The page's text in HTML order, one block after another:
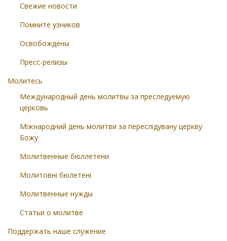
Свежие новости
Помните узников
Освобождены
Пресс-релизы
Молитесь
Международный день молитвы за преследуемую
церковь
Міжнародний день молитви за переслідувану церкву
Божу
Молитвенные бюллетени
Молитовні бюлетені
Молитвенные нужды
Статьи о молитве
Поддержать наше служение